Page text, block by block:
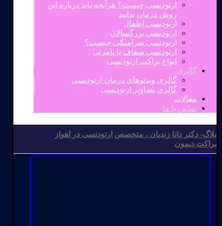
ارتودنسی چیست؟ هرآنچه باید درباره این
روش درمان بدانید
ارتودنسی اطفال
ارتودنسی بزرگسالان
ارتودنسی سرامیکی چیست؟
ارتودنسی شفاف یا نامرئی
انواع براکت ارتودنسی
گالری
گالری ویدئوهای درمان ارتودنسی
گالری تصاویر ارتودنسی
مقالات
تماس با ما
بلاگ- دکتر دانا زندیان ، متخصص ارتودنسی در اهواز
براکت دیمون